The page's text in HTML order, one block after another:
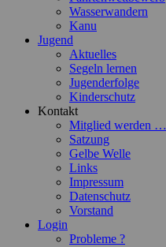
Wasserwandern
Kanu
Jugend
Aktuelles
Segeln lernen
Jugenderfolge
Kinderschutz
Kontakt
Mitglied werden …
Satzung
Gelbe Welle
Links
Impressum
Datenschutz
Vorstand
Login
Probleme ?